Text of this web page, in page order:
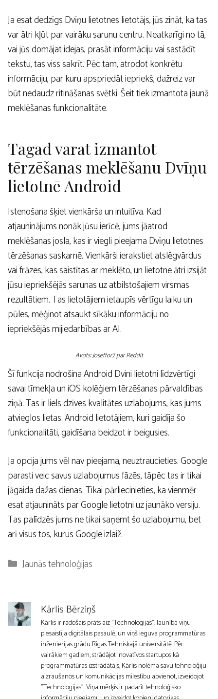
Ja esat dedzīgs Dvīņu lietotnes lietotājs, jūs zināt, ka tas
var ātri kļūt par vairāku sarunu centru. Neatkarīgi no tā,
vai jūs domājat idejas, prasāt informāciju vai sastādīt
tekstu, tas viss sakrīt. Pēc tam, atrodot konkrētu
informāciju, par kuru apspriedāt iepriekš, dažreiz var
būt nedaudz ritināšanas svētki. Šeit tiek izmantota jaunā
meklēšanas funkcionalitāte.
Tagad varat izmantot
tērzēšanas meklēšanu Dvīņu
lietotnē Android
Īstenošana šķiet vienkārša un intuitīva. Kad
atjauninājums nonāk jūsu ierīcē, jums jāatrod
meklēšanas josla, kas ir viegli pieejama Dvīņu lietotnes
tērzēšanas saskarnē. Vienkārši ierakstiet atslēgvārdus
vai frāzes, kas saistītas ar meklēto, un lietotne ātri izsijāt
jūsu iepriekšējās sarunas uz atbilstošajiem virsmas
rezultātiem. Tas lietotājiem ietaupīs vērtīgu laiku un
pūles, mēģinot atsaukt sīkāku informāciju no
iepriekšējās mijiedarbības ar AI.
Avots: Joseftor7 par Reddit
Šī funkcija nodrošina Android Dvini lietotni līdzvērtīgi
savai tīmekļa un iOS kolēģiem tērzēšanas pārvaldības
ziņā. Tas ir liels dzīves kvalitātes uzlabojums, kas jums
atvieglos lietas. Android lietotājiem, kuri gaidīja šo
funkcionalitāti, gaidīšana beidzot ir beigusies.
Ja opcija jums vēl nav pieejama, neuztraucieties. Google
parasti veic savus uzlabojumus fāzēs, tāpēc tas ir tikai
jāgaida dažas dienas. Tikai pārliecinieties, ka vienmēr
esat atjaunināts par Google lietotni uz jaunāko versiju.
Tas palīdzēs jums ne tikai saņemt šo uzlabojumu, bet
arī visus tos, kurus Google izlaiž.
Kategorijas
Jaunās tehnoloģijas
Kārlis Bērziņš
Kārlis ir radošais prāts aiz "Technologijas". Jaunībā viņu
piesaistīja digitālais pasaulē, un viņš ieguva programmatūras
inženierijas grādu Rīgas Tehniskajā universitātē. Pēc
vairākiem gadiem, strādājot inovatīvos startupos kā
programmatūras izstrādātājs, Kārlis nolēma savu tehnoloģiju
aizraušanos un komunikācijas mīlestību apvienot, izveidojot
"Technologijas". Viņa mērķis ir padarīt tehnoloģisko